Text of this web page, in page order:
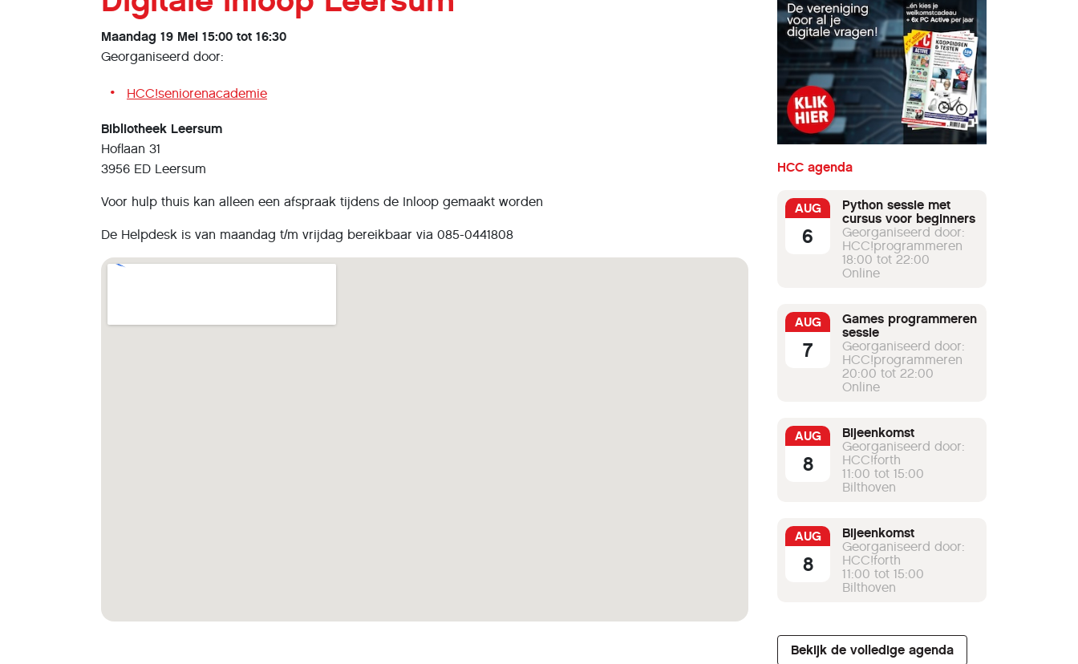
Maandag 19 Mei 15:00 tot 16:30
Georganiseerd door:
HCC!seniorenacademie
Bibliotheek Leersum
Hoflaan 31
3956 ED Leersum
Voor hulp thuis kan alleen een afspraak tijdens de Inloop gemaakt worden
De Helpdesk is van maandag t/m vrijdag bereikbaar via 085-0441808
HCC agenda
AUG
6
Python sessie met
cursus voor beginners
Georganiseerd door:
HCC!programmeren
18:00 tot 22:00
Online
AUG
7
Games programmeren
sessie
Georganiseerd door:
HCC!programmeren
20:00 tot 22:00
Online
AUG
8
Bijeenkomst
Georganiseerd door:
HCC!forth
11:00 tot 15:00
Bilthoven
AUG
8
Bijeenkomst
Georganiseerd door:
HCC!forth
11:00 tot 15:00
Bilthoven
Bekijk de volledige agenda